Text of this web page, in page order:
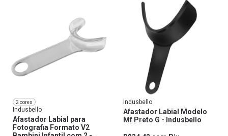
2 cores
Indusbello
Afastador Labial para
Fotografia Formato V2
Indusbello
Afastador Labial Modelo
Mf Preto G - Indusbello